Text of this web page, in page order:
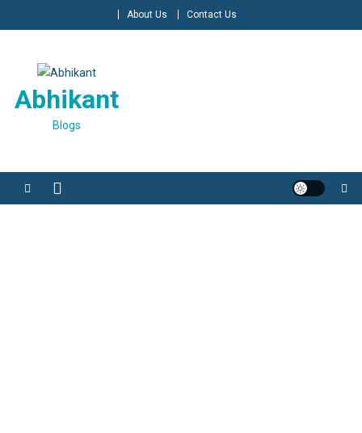
to
About Us Contact Us
Abhikant
Blogs